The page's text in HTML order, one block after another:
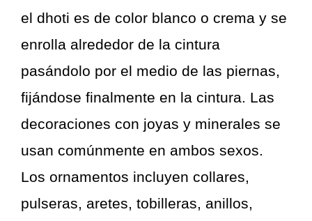
el dhoti es de color blanco o crema y se
enrolla alrededor de la cintura
pasándolo por el medio de las piernas,
fijándose finalmente en la cintura. Las
decoraciones con joyas y minerales se
usan comúnmente en ambos sexos.
Los ornamentos incluyen collares,
pulseras, aretes, tobilleras, anillos,